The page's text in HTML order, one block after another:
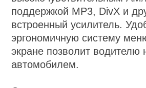
поддержкой MP3, DivX и
встроенный усилитель.
эргономичную систему
экране позволит водителю
автомобилем.